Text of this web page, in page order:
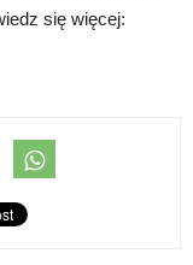
się więcej: